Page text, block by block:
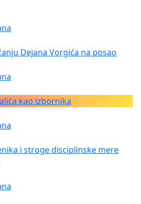
Dejana Vorgića na posao
kao izbornika
i stroge disciplinske mere